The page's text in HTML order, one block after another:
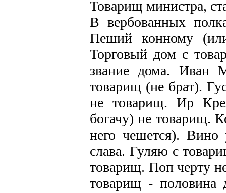
Товарищ министра,
В вербованных
Пеший конному
Торговый дом с
звание дома. Иван
товарищ (не брат).
не товарищ. Ир
богачу) не товарищ.
него чешется).
слава. Гуляю с
товарищ. Поп черту
товарищ - половина